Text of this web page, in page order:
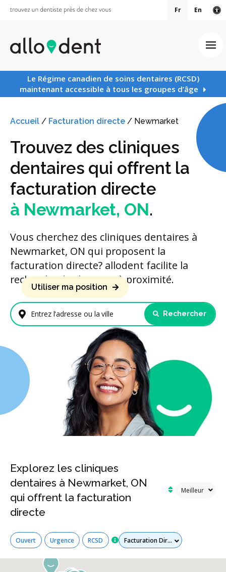
Fr En
Le Régime canadien de soins dentaires (RCSD)
maintenant accessible à tous les groupes d’âge
Accueil / Facturation directe / Newmarket
Trouvez des cliniques
dentaires qui offrent la
facturation directe
à Newmarket, ON.
Vous cherchez des cliniques dentaires à
Newmarket, ON qui proposent la
facturation directe? allodent facilite la
recherche de cliniques à proximité.
Entrez l'adresse ou la ville
Utiliser ma position
Rechercher
Explorez les cliniques
dentaires à Newmarket, ON
qui offrent la facturation
directe
Ouvert Urgence RCSD Tous les services